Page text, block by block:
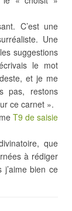
C’est une
Une
suggestions
le mot
et je me
pas, restons
ce carnet ».
T9 de saisie
que
à rédiger
bien ce